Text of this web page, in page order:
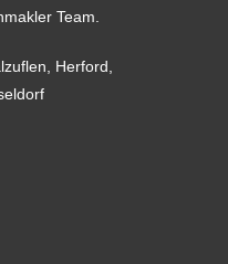
Team.
, Herford,